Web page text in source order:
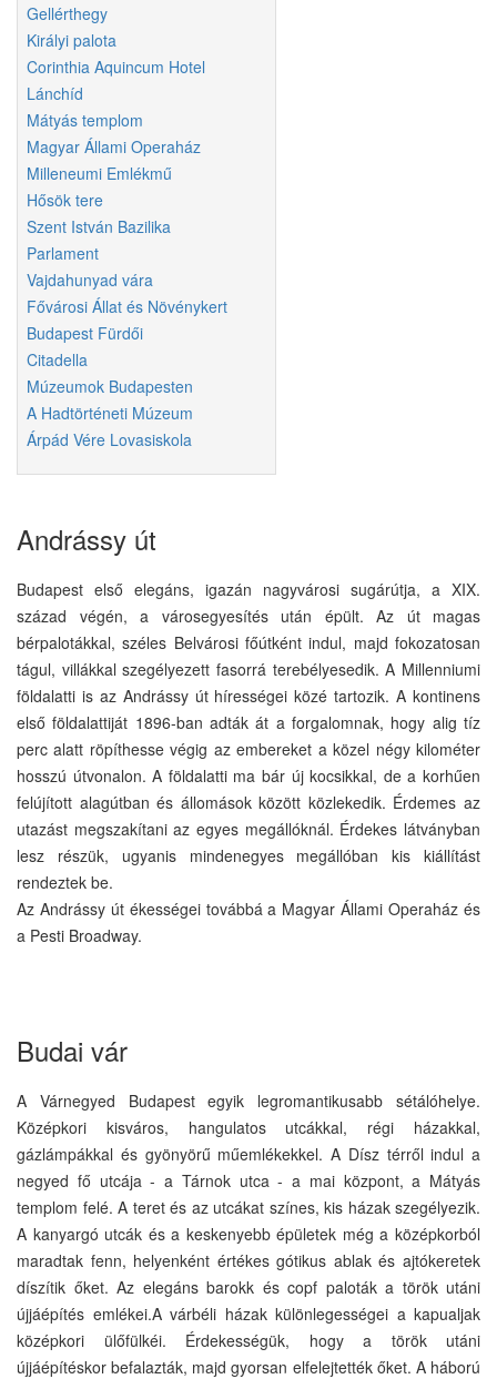
Gellérthegy
Királyi palota
Corinthia Aquincum Hotel
Lánchíd
Mátyás templom
Magyar Állami Operaház
Milleneumi Emlékmű
Hősök tere
Szent István Bazilika
Parlament
Vajdahunyad vára
Fővárosi Állat és Növénykert
Budapest Fürdői
Citadella
Múzeumok Budapesten
A Hadtörténeti Múzeum
Árpád Vére Lovasiskola
Andrássy út
Budapest első elegáns, igazán nagyvárosi sugárútja, a XIX.
század végén, a városegyesítés után épült. Az út magas
bérpalotákkal, széles Belvárosi főútként indul, majd fokozatosan
tágul, villákkal szegélyezett fasorrá terebélyesedik. A Millenniumi
földalatti is az Andrássy út hírességei közé tartozik. A kontinens
első földalattiját 1896-ban adták át a forgalomnak, hogy alig tíz
perc alatt röpíthesse végig az embereket a közel négy kilométer
hosszú útvonalon. A földalatti ma bár új kocsikkal, de a korhűen
felújított alagútban és állomások között közlekedik. Érdemes az
utazást megszakítani az egyes megállóknál. Érdekes látványban
lesz részük, ugyanis mindenegyes megállóban kis kiállítást
rendeztek be.
Az Andrássy út ékességei továbbá a Magyar Állami Operaház és
a Pesti Broadway.
Budai vár
A Várnegyed Budapest egyik legromantikusabb sétálóhelye.
Középkori kisváros, hangulatos utcákkal, régi házakkal,
gázlámpákkal és gyönyörű műemlékekkel. A Dísz térről indul a
negyed fő utcája - a Tárnok utca - a mai központ, a Mátyás
templom felé. A teret és az utcákat színes, kis házak szegélyezik.
A kanyargó utcák és a keskenyebb épületek még a középkorból
maradtak fenn, helyenként értékes gótikus ablak és ajtókeretek
díszítik őket. Az elegáns barokk és copf paloták a török utáni
újjáépítés emlékei.A várbéli házak különlegességei a kapualjak
középkori ülőfülkéi. Érdekességük, hogy a török utáni
újjáépítéskor befalazták, majd gyorsan elfelejtették őket. A háború